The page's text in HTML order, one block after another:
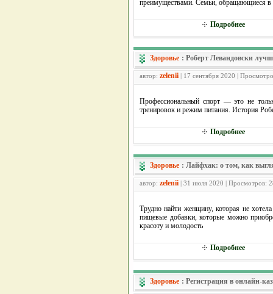
преимуществами. Семьи, обращающиеся в
Подробнее
Здоровье : Роберт Левандовски
автор: zelenii | 17 сентября 2020 |
Профессиональный спорт — это не
тренировок и режим питания. История
Подробнее
Здоровье : Лайфхак: о том, как
автор: zelenii | 31 июля 2020 | Просмотров:
Трудно найти женщину, которая не
пищевые добавки, которые можно
красоту и молодость
Подробнее
Здоровье : Регистрация в онлайн-